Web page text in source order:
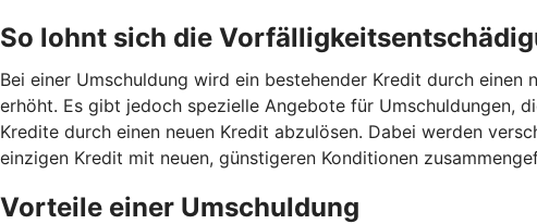
So lohnt sich die
Bei einer Umschuldung wird ein bestehender Kredit durch
erhöht. Es gibt jedoch spezielle Angebote für Umschuldungen,
Kredite durch einen neuen Kredit abzulösen. Dabei werden
einzigen Kredit mit neuen, günstigeren Konditionen
Vorteile einer Umschuldung